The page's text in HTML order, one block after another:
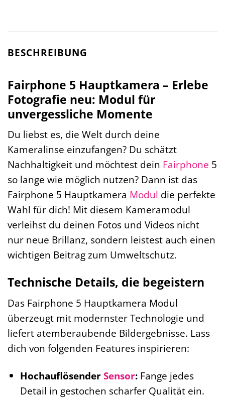
BESCHREIBUNG
Fairphone 5 Hauptkamera – Erlebe
Fotografie neu: Modul für
unvergessliche Momente
Du liebst es, die Welt durch deine
Kameralinse einzufangen? Du schätzt
Nachhaltigkeit und möchtest dein Fairphone 5
so lange wie möglich nutzen? Dann ist das
Fairphone 5 Hauptkamera Modul die perfekte
Wahl für dich! Mit diesem Kameramodul
verleihst du deinen Fotos und Videos nicht
nur neue Brillanz, sondern leistest auch einen
wichtigen Beitrag zum Umweltschutz.
Technische Details, die begeistern
Das Fairphone 5 Hauptkamera Modul
überzeugt mit modernster Technologie und
liefert atemberaubende Bildergebnisse. Lass
dich von folgenden Features inspirieren:
HochauflösenderSensor:Fange jedes
Detail in gestochen scharfer Qualität ein.